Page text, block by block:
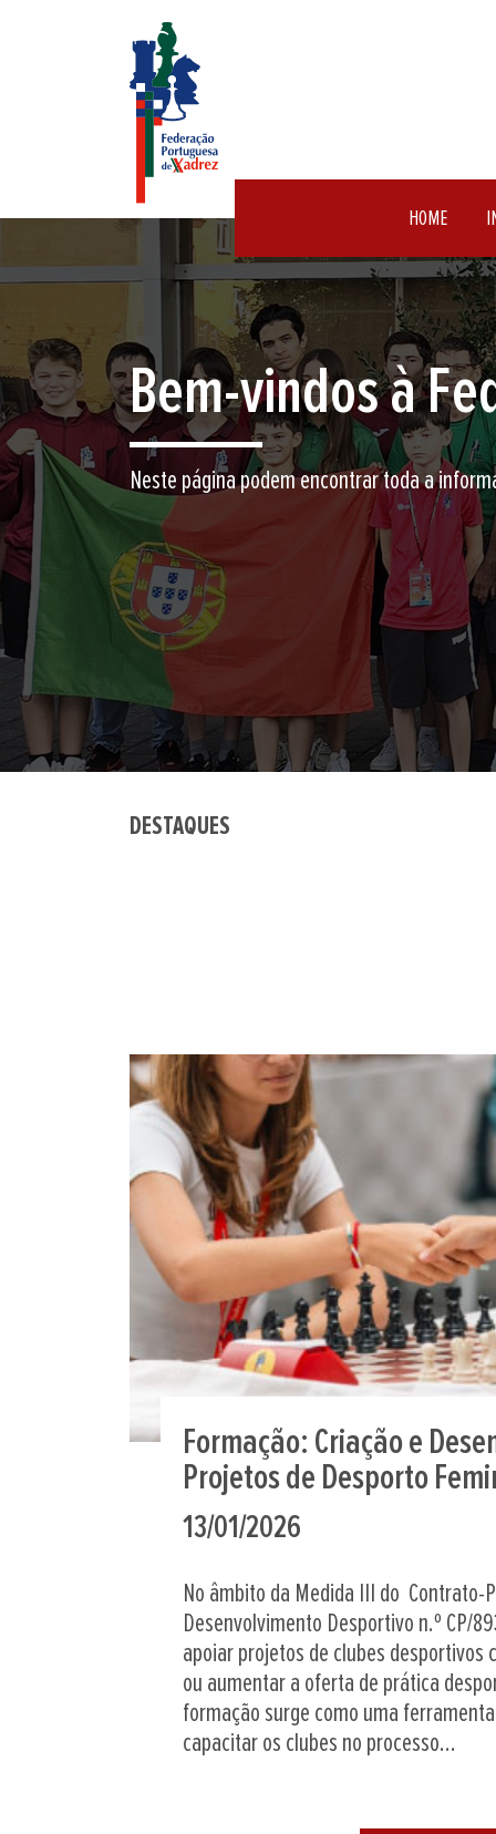
HOME
Encontre aqui o
Junte-se a nós neste jogo milenar
DESTAQUES
Formação: Criação e
Projetos de Desporto
13/01/2026
No âmbito da Medida III do Contrato-
Desenvolvimento Desportivo n.º CP/
apoiar projetos de clubes desportivos
ou aumentar a oferta de prática
formação surge como uma
capacitar os clubes no processo...